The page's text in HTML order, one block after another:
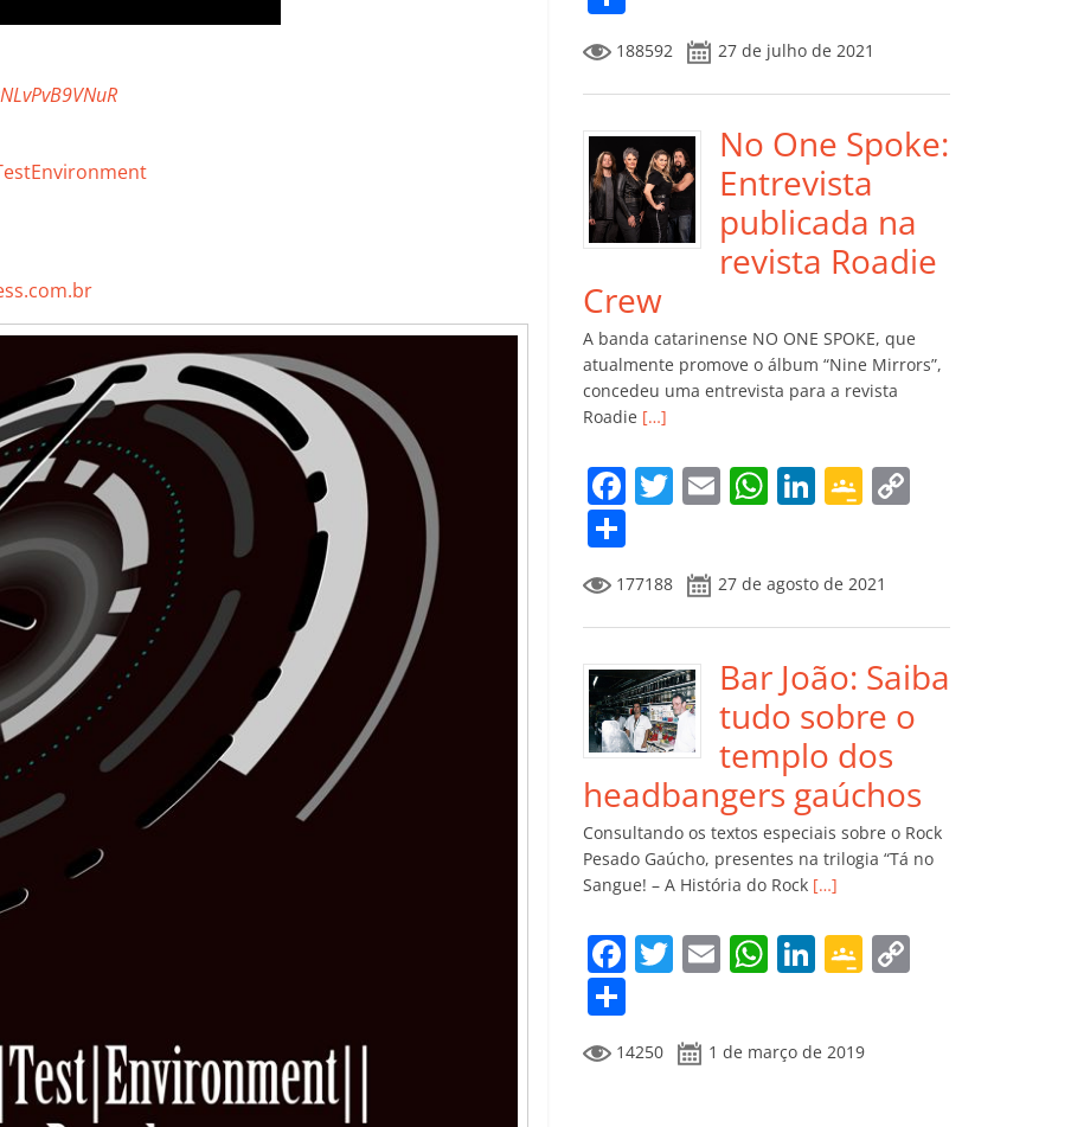
e
b
o
o
k
itt
er l s
A
p
p
e
dI
n
gl
e
Cl
a
ss
ro
m
Li
n
o
m
p
ar
til
h
ar
188592 27 de julho de 2021
No One Spoke:
Entrevista
publicada na
revista Roadie
Crew
A banda catarinense NO ONE SPOKE, que
atualmente promove o álbum “Nine Mirrors”,
concedeu uma entrevista para a revista
Roadie […]
F
e
b
o
o
k
T
itt
er
E
l
W
s
A
p
p
Li
e
dI
n
G
gl
e
Cl
a
ss
ro
o
m
Li
n
k
o
m
p
ar
til
h
ar
177188 27 de agosto de 2021
Bar João: Saiba
tudo sobre o
templo dos
headbangers gaúchos
Consultando os textos especiais sobre o Rock
Pesado Gaúcho, presentes na trilogia “Tá no
Sangue! – A História do Rock […]
F
e
T
itt
er
E
l
W
s
Li
e
G
gl
o
m
14250 1 de março de 2019